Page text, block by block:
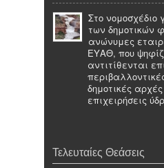
Στο νομοσχέδιο
των δημοτικών
ανώνυμες
ΕΥΑΘ, που
αντιτίθενται
δημοτικές
επιχειρήσεις
Τελευταίες Θεάσεις